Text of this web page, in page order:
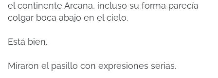
el continente Arcana, incluso su forma parecía
colgar boca abajo en el cielo.
Está bien.
Miraron el pasillo con expresiones serias.